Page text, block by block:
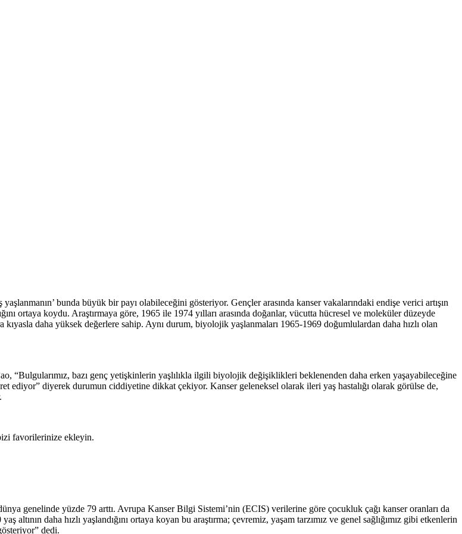
bunda büyük bir payı olabileceğini gösteriyor. Gençler arasında kanser vakalarındaki endişe verici artışın
ortaya koydu. Araştırmaya göre, 1965 ile 1974 yılları arasında doğanlar, vücutta hücresel ve moleküler düzeyde
daha yüksek değerlere sahip. Aynı durum, biyolojik yaşlanmaları 1965-1969 doğumlulardan daha hızlı olan
“Bulgularımız, bazı genç yetişkinlerin yaşlılıkla ilgili biyolojik değişiklikleri beklenenden daha erken yaşayabileceğine
ediyor” diyerek durumun ciddiyetine dikkat çekiyor. Kanser geleneksel olarak ileri yaş hastalığı olarak görülse de,
favorilerinize ekleyin.
genelinde yüzde 79 arttı. Avrupa Kanser Bilgi Sistemi’nin (ECIS) verilerine göre çocukluk çağı kanser oranları da
daha hızlı yaşlandığını ortaya koyan bu araştırma; çevremiz, yaşam tarzımız ve genel sağlığımız gibi etkenlerin
dedi.